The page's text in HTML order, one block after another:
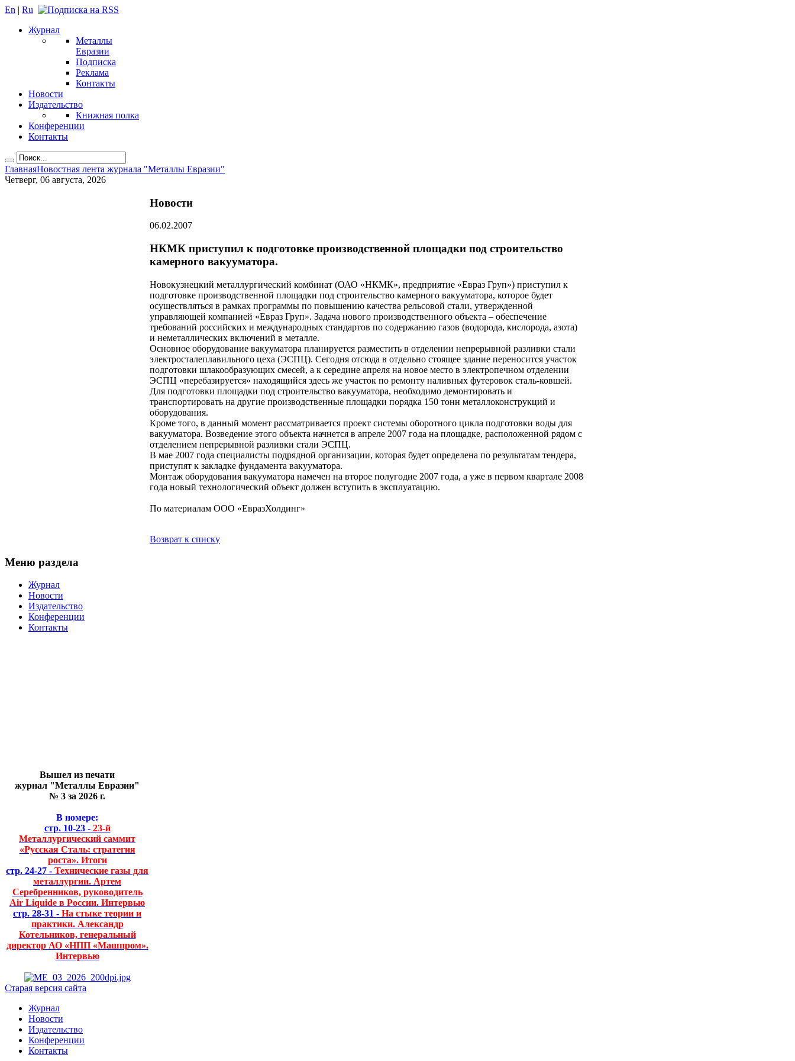
En | Ru
Журнал
Металлы
Евразии
Подписка
Реклама
Контакты
Новости
Издательство
Книжная полка
Конференции
Контакты
ГлавнаяНовостная лента журнала "Металлы Евразии"
Четверг, 06 августа, 2026
Новости
06.02.2007
НКМК приступил к подготовке производственной площадки под строительство
камерного вакууматора.
Новокузнецкий металлургический комбинат (ОАО «НКМК», предприятие «Евраз Груп») приступил к
подготовке производственной площадки под строительство камерного вакууматора, которое будет
осуществляться в рамках программы по повышению качества рельсовой стали, утвержденной
управляющей компанией «Евраз Груп». Задача нового производственного объекта – обеспечение
требований российских и международных стандартов по содержанию газов (водорода, кислорода, азота)
и неметаллических включений в металле.
Основное оборудование вакууматора планируется разместить в отделении непрерывной разливки стали
электросталеплавильного цеха (ЭСПЦ). Сегодня отсюда в отдельно стоящее здание переносится участок
подготовки шлакообразующих смесей, а к середине апреля на новое место в электропечном отделении
ЭСПЦ «перебазируется» находящийся здесь же участок по ремонту наливных футеровок сталь-ковшей.
Для подготовки площадки под строительство вакууматора, необходимо демонтировать и
транспортировать на другие производственные площадки порядка 150 тонн металлоконструкций и
оборудования.
Кроме того, в данный момент рассматривается проект системы оборотного цикла подготовки воды для
вакууматора. Возведение этого объекта начнется в апреле 2007 года на площадке, расположенной рядом с
отделением непрерывной разливки стали ЭСПЦ.
В мае 2007 года специалисты подрядной организации, которая будет определена по результатам тендера,
приступят к закладке фундамента вакууматора.
Монтаж оборудования вакууматора намечен на второе полугодие 2007 года, а уже в первом квартале 2008
года новый технологический объект должен вступить в эксплуатацию.
По материалам ООО «ЕвразХолдинг»
Возврат к списку
Меню раздела
Журнал
Новости
Издательство
Конференции
Контакты
Вышел из печати
журнал "Металлы Евразии"
№ 3 за 2026 г.
В номере:
стр. 10-23 -23-й
Металлургический саммит
«Русская Сталь: стратегия
роста». Итоги
стр. 24-27 - Технические газы для
металлургии. Артем
Серебренников, руководитель
Air Liquide в России. Интервью
стр. 28-31 - На стыке теории и
практики. Александр
Котельников, генеральный
директор АО «НПП «Машпром».
Интервью
Старая версия сайта
Журнал
Новости
Издательство
Конференции
Контакты